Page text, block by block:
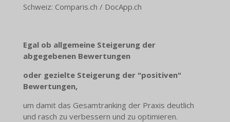
Schweiz: Comparis.ch / DocApp.ch
Egal ob allgemeine Steigerung der
abgegebenen Bewertungen
oder gezielte Steigerung der "positiven"
Bewertungen,
um damit das Gesamtranking der Praxis deutlich
und rasch zu verbessern und zu optimieren.